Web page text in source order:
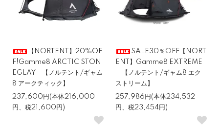
【NORTENT】20%OF
F!Gamme8 ARCTIC STON
EGLAY 【ノルテント/ギャム
8 アークティック】
237,600円(本体216,000
円、税21,600円)
SALE30％OFF【NORT
ENT】Gamme8 EXTREME
【ノルテント/ギャム8 エク
ストリーム】
257,986円(本体234,532
円、税23,454円)